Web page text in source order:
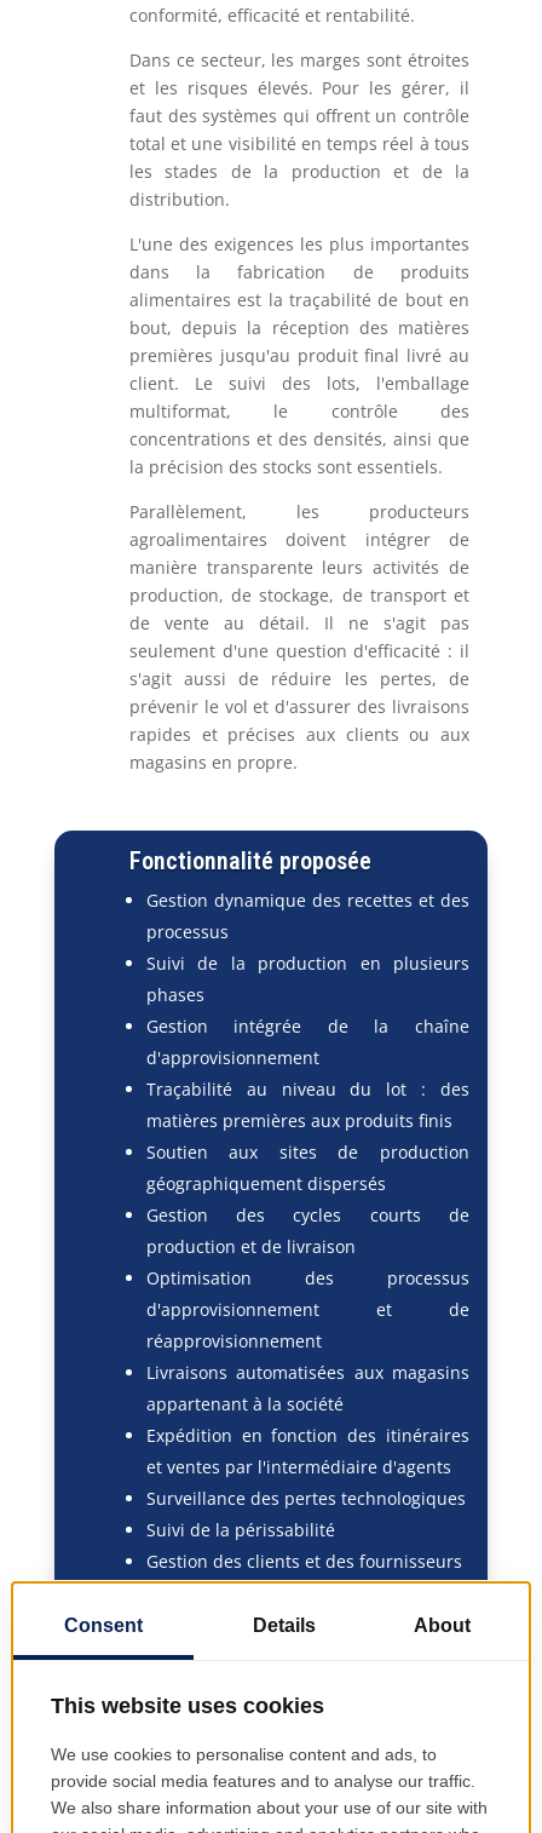
conformité, efficacité et rentabilité.
Dans ce secteur, les marges sont étroites
et les risques élevés. Pour les gérer, il
faut des systèmes qui offrent un contrôle
total et une visibilité en temps réel à tous
les stades de la production et de la
distribution.
L'une des exigences les plus importantes
dans la fabrication de produits
alimentaires est la traçabilité de bout en
bout, depuis la réception des matières
premières jusqu'au produit final livré au
client. Le suivi des lots, l'emballage
multiformat, le contrôle des
concentrations et des densités, ainsi que
la précision des stocks sont essentiels.
Parallèlement, les producteurs
agroalimentaires doivent intégrer de
manière transparente leurs activités de
production, de stockage, de transport et
de vente au détail. Il ne s'agit pas
seulement d'une question d'efficacité : il
s'agit aussi de réduire les pertes, de
prévenir le vol et d'assurer des livraisons
rapides et précises aux clients ou aux
magasins en propre.
Fonctionnalité proposée
Gestion dynamique des recettes et des
processus
Suivi de la production en plusieurs
phases
Gestion intégrée de la chaîne
d'approvisionnement
Traçabilité au niveau du lot : des
matières premières aux produits finis
Soutien aux sites de production
géographiquement dispersés
Gestion des cycles courts de
production et de livraison
Optimisation des processus
d'approvisionnement et de
réapprovisionnement
Livraisons automatisées aux magasins
appartenant à la société
Expédition en fonction des itinéraires
et ventes par l'intermédiaire d'agents
Surveillance des pertes technologiques
Suivi de la périssabilité
Gestion des clients et des fournisseurs
Attributs configurables : concentration,
densité, poids, volume
Diversité de l'assortiment et de
l'emballage
Formats d'étiquetage flexibles
Inventaire par code-barres à l'aide